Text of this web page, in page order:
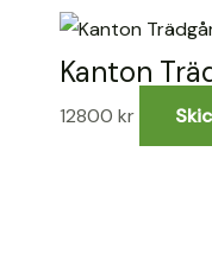
Kanton
12800kr